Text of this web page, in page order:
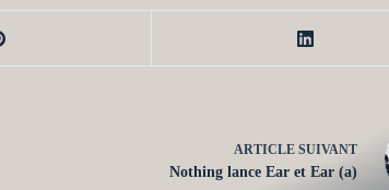
ARTICLESUIVANT
Nothing lance Ear et Ear (a)